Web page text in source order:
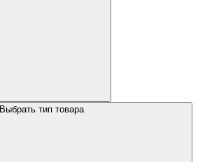
Выбрать тип товара